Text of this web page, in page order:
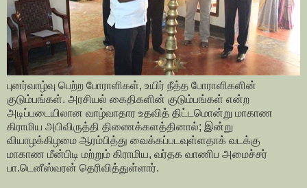
புனர்வாழ்வு பெற்ற போராளிகள், உயிர் நீத்த போராளிகளின்
குடும்பங்கள். அரசியல் கைதிகளின் குடும்பங்கள் என்ற
அடிப்படையிலான வாழ்வாதார உதவித் திட்டமொன்று மாகாண
கிராமிய அபிவிருத்தி திணைக்களத்தினால்; இன்று
வியாழக்கிழமை ஆரம்பித்து வைக்கப்படவுள்ளதாக் வடக்கு
மாகாண மீன்பிடி மற்றும் கிராமிய, வர்தக வாணிப அமைச்சர்
பா.டெனீஸ்வரன் தெரிவித்துள்ளார்.